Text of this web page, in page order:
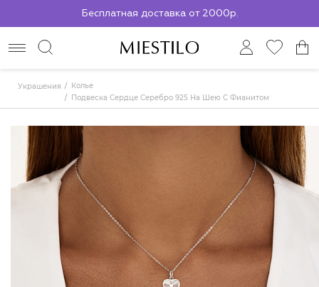
По всей России до ПВЗ СДЭК
Украшения
Колье
Подвеска Сердце Серебро 925 На Шею С Фианитом